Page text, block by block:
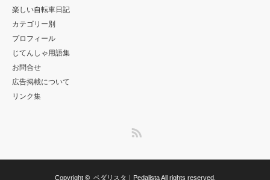
楽しい自転車日記
カテゴリー別
プロフィール
じてんしゃ用語集
お問合せ
広告掲載について
リンク集
Copyright © ペダリスタ｜PedalistaAll rights reserved.